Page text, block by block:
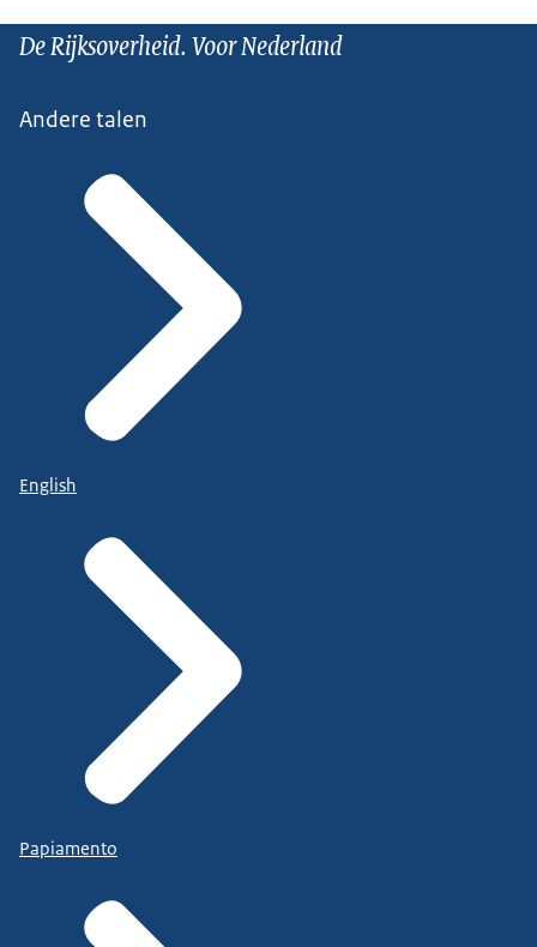
De Rijksoverheid. Voor Nederland
Andere talen
English
Papiamento